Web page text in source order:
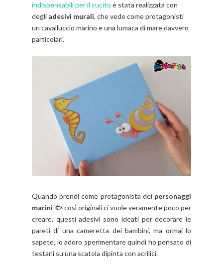
indispensabili per il cucito è stata realizzata con
degli adesivi murali, che vede come protagonisti
un cavalluccio marino e una lumaca di mare davvero
particolari.
Quando prendi come protagonista dei personaggi
marini 🐟 così originali ci vuole veramente poco per
creare, questi adesivi sono ideati per decorare le
pareti di una cameretta dei bambini, ma ormai lo
sapete, io adoro sperimentare quindi ho pensato di
testarli su una scatola dipinta con acrilici.